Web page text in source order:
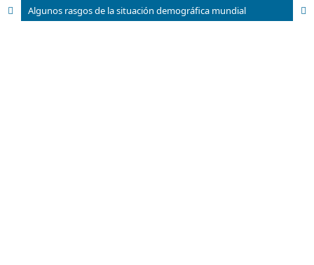
Algunos rasgos de la situación demográfica mundial